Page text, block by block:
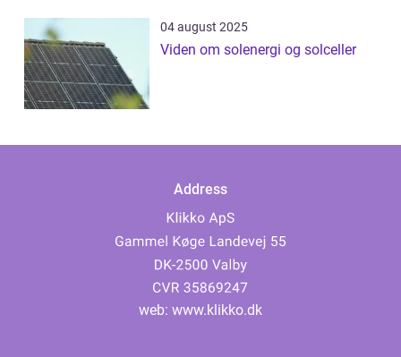
04 august 2025
Viden om solenergi og solceller
Address
web: www.klikko.dk